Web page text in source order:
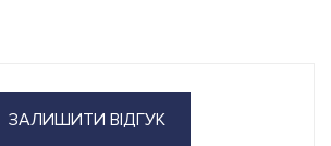
ЗАЛИШИТИ ВІДГУК